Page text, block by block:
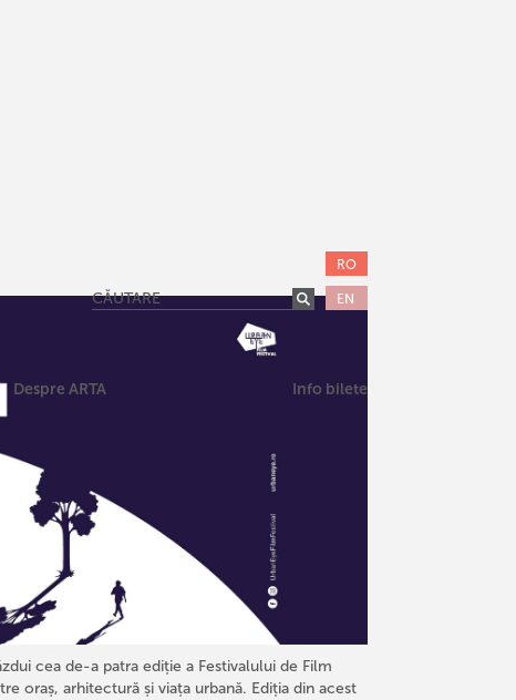
RO
EN
Despre ARTA Info bilete
cea de-a patra ediție a Festivalului de Film
oraș, arhitectură și viața urbană. Ediția din acest